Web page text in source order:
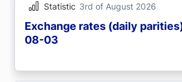
Statistic 3rd of August 2026
Exchange rates (daily
08-03